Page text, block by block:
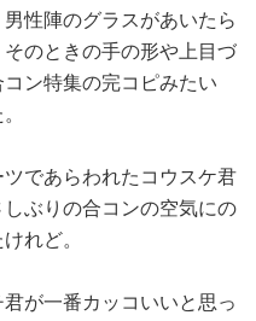
性陣のグラスがあいたら
のときの手の形や上目づ
ン特集の完コピみたい
であらわれたコウスケ君
ぶりの合コンの空気にの
れど。
が一番カッコいいと思っ